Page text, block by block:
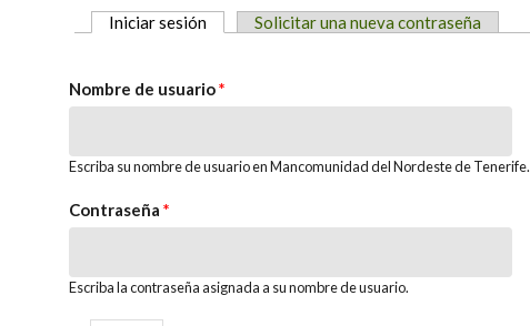
Iniciar sesión (solapa activa)
Solicitar una nueva contraseña
Nombre de usuario*
Escriba su nombre de usuario en Mancomunidad del Nordeste de Tenerife.
Contraseña *
Escriba la contraseña asignada a su nombre de usuario.